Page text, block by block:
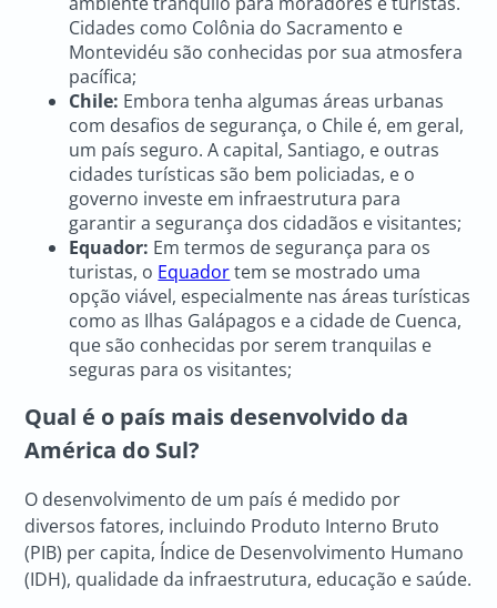
Cidades como Colônia do Sacramento e
Montevidéu são conhecidas por sua atmosfera
pacífica;
Chile: Embora tenha algumas áreas urbanas
com desafios de segurança, o Chile é, em geral,
um país seguro. A capital, Santiago, e outras
cidades turísticas são bem policiadas, e o
governo investe em infraestrutura para
garantir a segurança dos cidadãos e visitantes;
Equador: Em termos de segurança para os
turistas, o Equadortem se mostrado uma
opção viável, especialmente nas áreas turísticas
como as Ilhas Galápagos e a cidade de Cuenca,
que são conhecidas por serem tranquilas e
seguras para os visitantes;
Qual é o país mais desenvolvido da
América do Sul?
O desenvolvimento de um país é medido por
diversos fatores, incluindo Produto Interno Bruto
(PIB) per capita, Índice de Desenvolvimento Humano
(IDH), qualidade da infraestrutura, educação e saúde.